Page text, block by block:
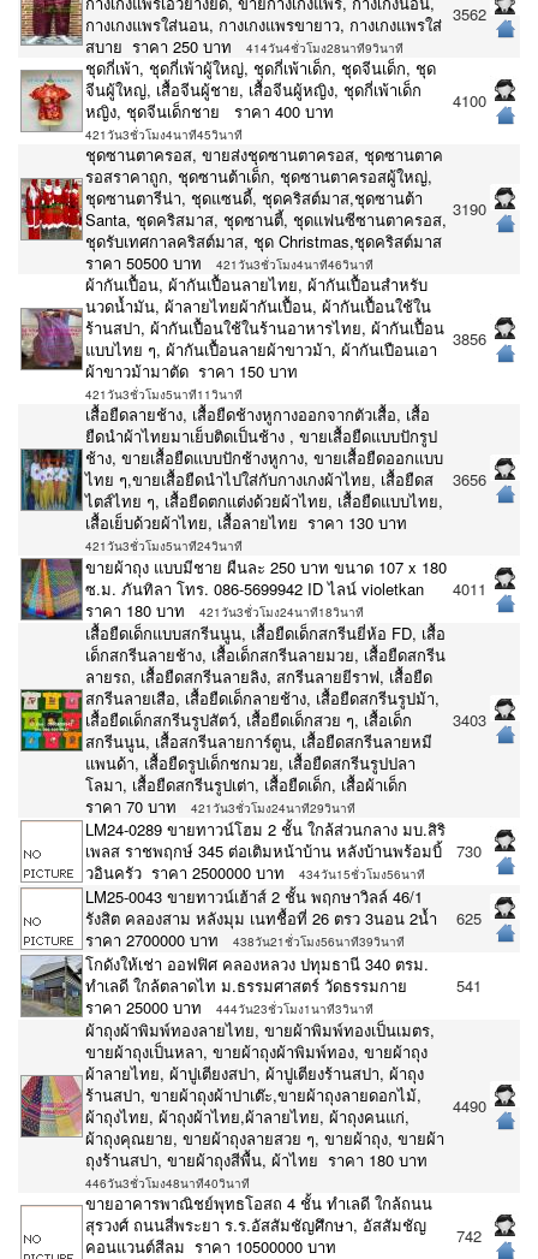
กางเกงแพรใส่นอน, กางเกงแพรขายาว, กางเกงแพรใส่
สบาย ราคา 250 บาท
414วัน4ชั่วโมง28นาที9วินาที
3562
ชุดกี่เพ้า, ชุดกี่เพ้าผู้ใหญ่, ชุดกี่เพ้าเด็ก, ชุดจีนเด็ก, ชุด
จีนผู้ใหญ่, เสื้อจีนผู้ชาย, เสื้อจีนผู้หญิง, ชุดกี่เพ้าเด็ก
หญิง, ชุดจีนเด็กชาย ราคา 400 บาท
421วัน3ชั่วโมง4นาที45วินาที
4100
ชุดซานตาครอส, ขายส่งชุดซานตาครอส, ชุดซานตาค
รอสราคาถูก, ชุดซานต้าเด็ก, ชุดซานตาครอสผู้ใหญ่,
ชุดซานตารีน่า, ชุดแซนดี้, ชุดคริสต์มาส,ชุดซานต้า
Santa, ชุดคริสมาส, ชุดซานตี้, ชุดแฟนซีซานตาครอส,
ชุดรับเทศกาลคริสต์มาส, ชุด Christmas,ชุดคริสต์มาส
ราคา 50500 บาท
421วัน3ชั่วโมง4นาที46วินาที
3190
ผ้ากันเปื้อน, ผ้ากันเปื้อนลายไทย, ผ้ากันเปื้อนสำหรับ
นวดน้ำมัน, ผ้าลายไทยผ้ากันเปื้อน, ผ้ากันเปื้อนใช้ใน
ร้านสปา, ผ้ากันเปื้อนใช้ในร้านอาหารไทย, ผ้ากันเปื้อน
แบบไทย ๆ, ผ้ากันเปื้อนลายผ้าขาวม้า, ผ้ากันเปือนเอา
ผ้าขาวม้ามาตัด ราคา 150 บาท
421วัน3ชั่วโมง5นาที11วินาที
3856
เสื้อยืดลายช้าง, เสื้อยืดช้างหูกางออกจากตัวเสื้อ, เสื้อ
ยืดนำผ้าไทยมาเย็บติดเป็นช้าง , ขายเสื้อยืดแบบปักรูป
ช้าง, ขายเสื้อยืดแบบปักช้างหูกาง, ขายเสื้อยืดออกแบบ
ไทย ๆ,ขายเสื้อยืดนำไปใส่กับกางเกงผ้าไทย, เสื้อยืดส
ไตส์ไทย ๆ, เสื้อยืดตกแต่งด้วยผ้าไทย, เสื้อยืดแบบไทย,
เสื้อเย็บด้วยผ้าไทย, เสื้อลายไทย ราคา 130 บาท
421วัน3ชั่วโมง5นาที24วินาที
3656
ขายผ้าถุง แบบมีชาย ผืนละ 250 บาท ขนาด 107 x 180
ซ.ม. ภันทิลา โทร. 086-5699942 ID ไลน์ violetkan
ราคา 180 บาท
421วัน3ชั่วโมง24นาที18วินาที
4011
เสื้อยืดเด็กแบบสกรีนนูน, เสื้อยืดเด็กสกรีนยี่ห้อ FD, เสื้อ
เด็กสกรีนลายช้าง, เสื้อเด็กสกรีนลายมวย, เสื้อยืดสกรีน
ลายรถ, เสื้อยืดสกรีนลายลิง, สกรีนลายยีราฟ, เสื้อยืด
สกรีนลายเสือ, เสื้อยืดเด็กลายช้าง, เสื้อยืดสกรีนรูปม้า,
เสื้อยืดเด็กสกรีนรูปสัตว์, เสื้อยืดเด็กสวย ๆ, เสื้อเด็ก
สกรีนนูน, เสื้อสกรีนลายการ์ตูน, เสื้อยืดสกรีนลายหมี
แพนด้า, เสื้อยืดรูปเด็กชกมวย, เสื้อยืดสกรีนรูปปลา
โลมา, เสื้อยืดสกรีนรูปเต่า, เสื้อยืดเด็ก, เสื้อผ้าเด็ก
ราคา 70 บาท
421วัน3ชั่วโมง24นาที29วินาที
3403
LM24-0289 ขายทาวน์โฮม 2 ชั้น ใกล้ส่วนกลาง มบ.สิริ
เพลส ราชพฤกษ์ 345 ต่อเติมหน้าบ้าน หลังบ้านพร้อมบิ้
วอินครัว ราคา 2500000 บาท
434วัน15ชั่วโมง56นาที
730
LM25-0043 ขายทาวน์เฮ้าส์ 2 ชั้น พฤกษาวิลล์ 46/1
รังสิต คลองสาม หลังมุม เนทชื้อที่ 26 ตรว 3นอน 2น้ำ
ราคา 2700000 บาท
438วัน21ชั่วโมง56นาที39วินาที
625
โกดังให้เช่า ออฟฟิศ คลองหลวง ปทุมธานี 340 ตรม.
ทำเลดี ใกล้ตลาดไท ม.ธรรมศาสตร์ วัดธรรมกาย
ราคา 25000 บาท
444วัน23ชั่วโมง1นาที3วินาที
541
ผ้าถุงผ้าพิมพ์ทองลายไทย, ขายผ้าพิมพ์ทองเป็นเมตร,
ขายผ้าถุงเป็นหลา, ขายผ้าถุงผ้าพิมพ์ทอง, ขายผ้าถุง
ผ้าลายไทย, ผ้าปูเตียงสปา, ผ้าปูเตียงร้านสปา, ผ้าถุง
ร้านสปา, ขายผ้าถุงผ้าปาเต๊ะ,ขายผ้าถุงลายดอกไม้,
ผ้าถุงไทย, ผ้าถุงผ้าไทย,ผ้าลายไทย, ผ้าถุงคนแก่,
ผ้าถุงคุณยาย, ขายผ้าถุงลายสวย ๆ, ขายผ้าถุง, ขายผ้า
ถุงร้านสปา, ขายผ้าถุงสีพื้น, ผ้าไทย ราคา 180 บาท
446วัน3ชั่วโมง48นาที40วินาที
4490
ขายอาคารพาณิชย์พุทธโอสถ 4 ชั้น ทำเลดี ใกล้ถนน
สุรวงศ์ ถนนสี่พระยา ร.ร.อัสสัมชัญศึกษา, อัสสัมชัญ
คอนแวนต์สีลม ราคา 10500000 บาท
742